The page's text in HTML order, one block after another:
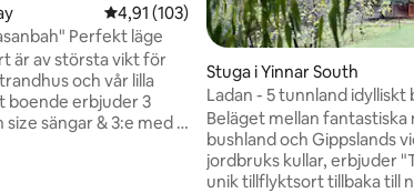
4,91 av 5 i genomsnittligt betyg, 103
4,91 (103)
Perfekt läge
är av största vikt för
och vår lilla
boende erbjuder 3
sängar & 3:e med 2
Stuga i Yinnar South
Ladan - 5 tunnland idylliskt
utsikt
Beläget mellan fantastiska
bushland och Gippslands
jordbruks kullar, erbjuder
unik tillflyktsort tillbaka till